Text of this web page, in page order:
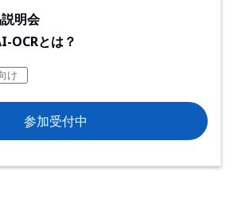
説明会
OCRとは？
け
参加受付中